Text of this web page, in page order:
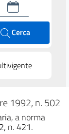
Cerca
1992, n. 502
a norma
n. 421.